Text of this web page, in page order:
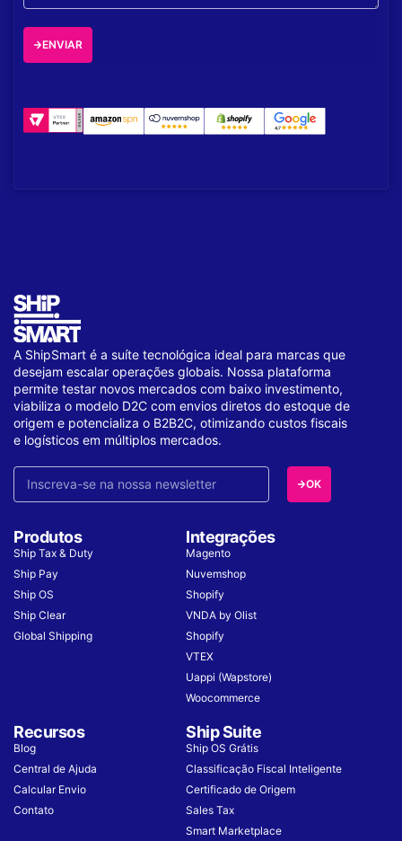
ENVIAR
A ShipSmart é a suíte tecnológica ideal para marcas que
desejam escalar operações globais. Nossa plataforma
permite testar novos mercados com baixo investimento,
viabiliza o modelo D2C com envios diretos do estoque de
origem e potencializa o B2B2C, otimizando custos fiscais
e logísticos em múltiplos mercados.
OK
Produtos
Ship Tax & Duty
Ship Pay
Ship OS
Ship Clear
Global Shipping
Integrações
Magento
Nuvemshop
Shopify
VNDA by Olist
Shopify
VTEX
Uappi (Wapstore)
Woocommerce
Recursos
Blog
Central de Ajuda
Calcular Envio
Contato
Ship Suite
Ship OS Grátis
Classificação Fiscal Inteligente
Certificado de Origem
Sales Tax
Smart Marketplace